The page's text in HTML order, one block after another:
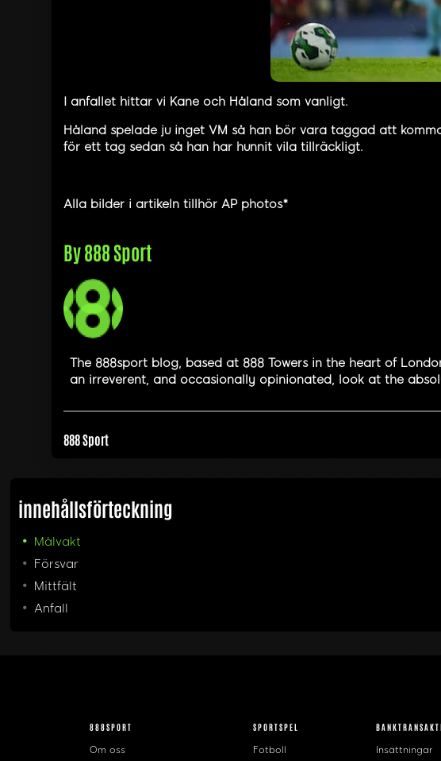
I anfallet hittar vi Kane och Håland som vanligt.
Håland spelade ju inget VM så han bör vara taggad att
för ett tag sedan så han har hunnit vila tillräckligt.
Alla bilder i artikeln tillhör AP photos*
By888 Sport
The 888sport blog, based at 888 Towers in the heart of
an irreverent, and occasionally opinionated, look at the
888 Sport
innehållsförteckning
Målvakt
Försvar
Mittfält
Anfall
888SPORT
Om oss
SPORTSPEL
Fotboll Insättningar